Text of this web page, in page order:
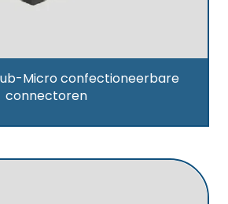
Micro confectioneerbare
connectoren